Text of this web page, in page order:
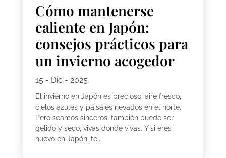
Cómo mantenerse
caliente en Japón:
consejos prácticos para
un invierno acogedor
15 - Dic - 2025
El invierno en Japón es precioso: aire fresco,
cielos azules y paisajes nevados en el norte.
Pero seamos sinceros: también puede ser
gélido y seco, vivas donde vivas. Y si eres
nuevo en Japón, te...